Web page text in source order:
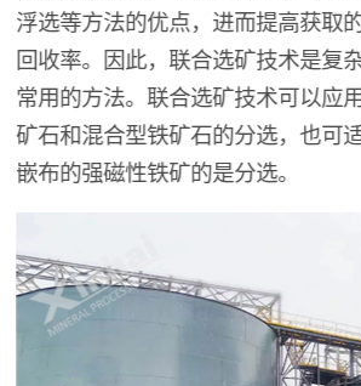
浮选等方法的优点，进而提高获取
回收率。因此，联合选矿技术是复
常用的方法。联合选矿技术可以应
矿石和混合型铁矿石的分选，也可
嵌布的强磁性铁矿的是分选。